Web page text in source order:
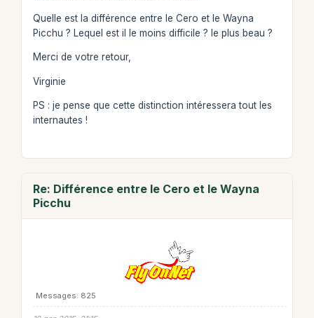
Quelle est la différence entre le Cero et le Wayna
Picchu ? Lequel est il le moins difficile ? le plus beau ?
Merci de votre retour,
Virginie
PS : je pense que cette distinction intéressera tout les
internautes !
Re: Différence entre le Cero et le Wayna
Picchu
Messages: 825